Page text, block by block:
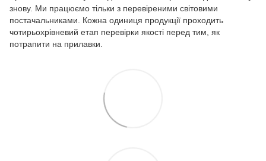
знову. Ми працюємо тільки з перевіреними світовими
постачальниками. Кожна одиниця продукції проходить
чотирьохрівневий етап перевірки якості перед тим, як
потрапити на прилавки.